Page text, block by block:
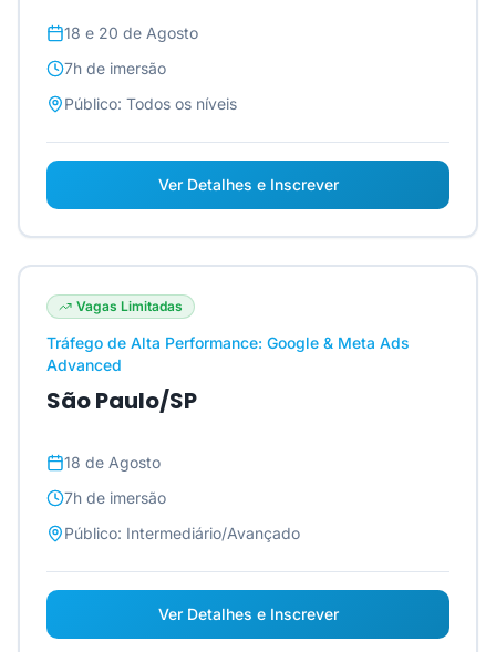
18 e 20 de Agosto
7h de imersão
Público: Todos os níveis
Ver Detalhes e Inscrever
Vagas Limitadas
Tráfego de Alta Performance: Google & Meta Ads
Advanced
São Paulo/SP
18 de Agosto
7h de imersão
Público: Intermediário/Avançado
Ver Detalhes e Inscrever